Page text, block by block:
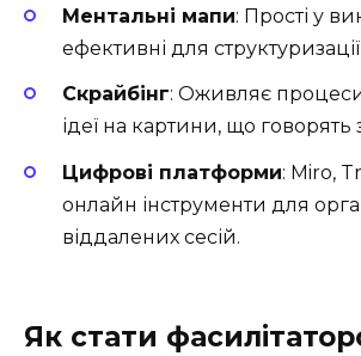
Ментальні мапи: Прості у
ефективні для
Скрайбінг: Оживляє
ідеї на картини, що говорять
Цифрові платформи: Miro,
онлайн інструменти для
віддалених сесій.
Як стати